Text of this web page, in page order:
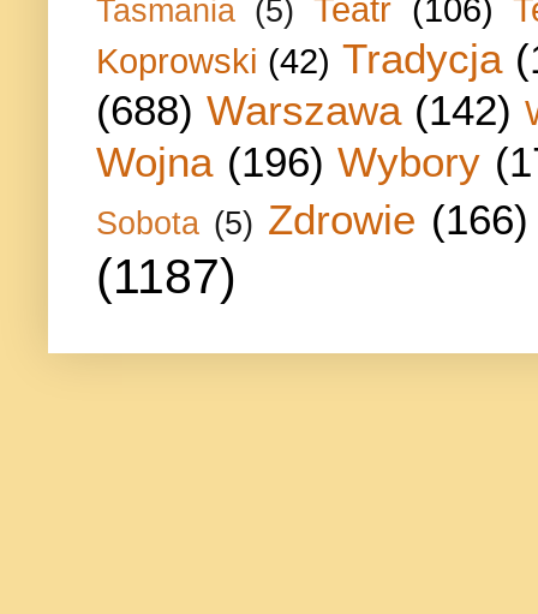
Tasmania (5) Teatr (106)
Koprowski (42) Tradycja
(688) Warszawa (142)
Wojna (196) Wybory
Sobota (5) Zdrowie (166)
(1187)